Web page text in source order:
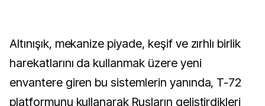
Altınışık, mekanize piyade, keşif ve zırhlı birlik
harekatlarını da kullanmak üzere yeni
envantere giren bu sistemlerin yanında, T-72
platformunu kullanarak Rusların geliştirdikleri